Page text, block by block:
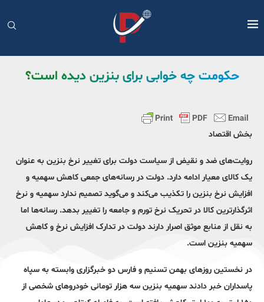
حکومت چه خوابی برای بنزین دیده است؟
بخش اقتصاد
روایت‌های ضد و نقیض از سیاست دولت برای تغییر نرخ بنزین به عنوان
یک کالای معیار ادامه دارد. دولت در رسانه‌های جمعی کاهش سهمیه و
افزایش نرخ بنزین را تکذیب می‌کند و می‌گوید تصمیم ندارد سهمیه و نرخ
اثرگذارترین کالا در تحریک نرخ تورم و جامعه را تغییر بدهد. رسانه‌ها اما
به نقل از منابع موثق اصرار دارند دولت در تدارک افزایش نرخ و کاهش
سهمیه بنزین است.
در نخستین روزهای بهمن تسنیم و فارس دو خبرگزاری وابسته به سپاه
پاسداران خبر دادند سهمیه بنزین سه هزار تومانی خودروهای شخصی از